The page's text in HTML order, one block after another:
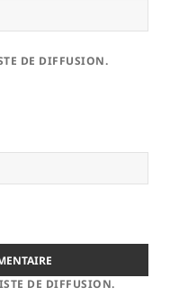
DE DIFFUSION.
DE DIFFUSION.